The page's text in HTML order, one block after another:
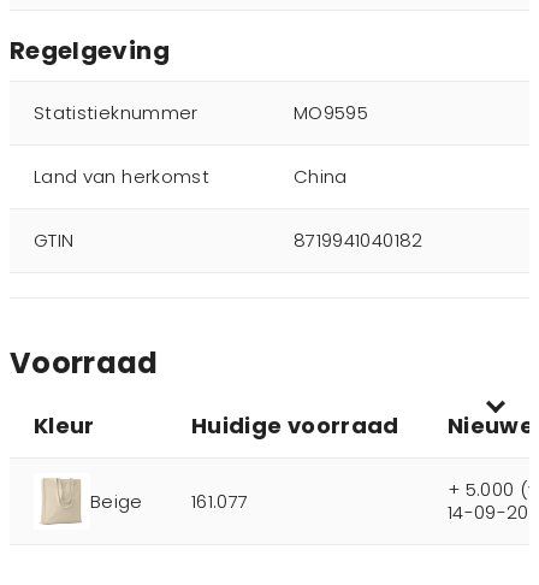
Regelgeving
Statistieknummer MO9595
Land van herkomst China
GTIN 8719941040182
Voorraad
Kleur Huidige voorraad
Beige 161.077
+ 5.000
14-09-